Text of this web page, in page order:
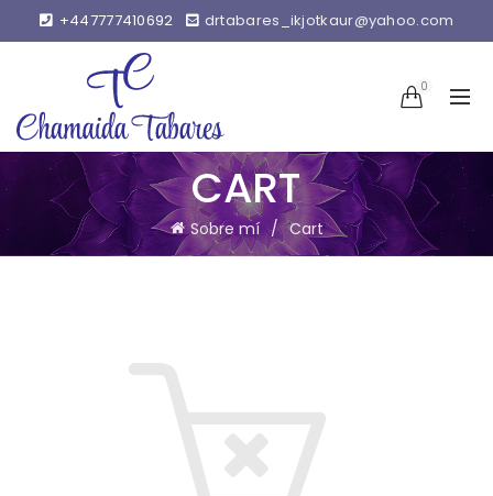
+447777410692 drtabares_ikjotkaur@yahoo.com
0
CART
Sobre mí Cart